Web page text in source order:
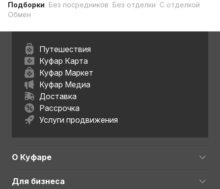
Подборки Без посредников Без отделки С отделкой
Обмен
Путешествия
Куфар Карта
Куфар Маркет
Куфар Медиа
Доставка
Рассрочка
Услуги продвижения
О Куфаре
Для бизнеса